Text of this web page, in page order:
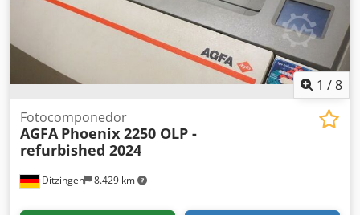
1 /8
Ditzingen 8.429 km
Fotocomponedor
AGFA Phoenix 2250 OLP -
refurbished 2024